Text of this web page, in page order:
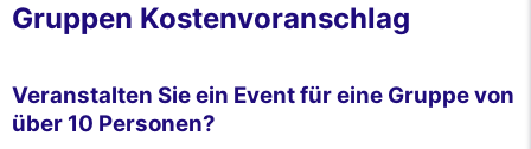
Gruppen Kostenvoranschlag
Veranstalten Sie ein Event für eine Gruppe von
über 10 Personen?